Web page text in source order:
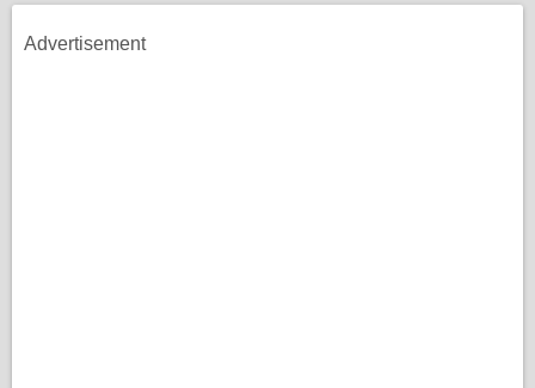
Advertisement